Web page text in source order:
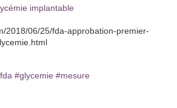
implantable
2018/06/25/fda-approbation-premier-
#glycemie #mesure